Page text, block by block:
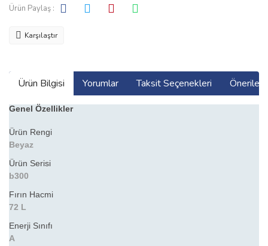
Ürün Paylaş :
Karşılaştır
Ürün Bilgisi Yorumlar Taksit Seçenekleri
Genel Özellikler
Ürün Rengi
Beyaz
Ürün Serisi
b300
Fırın Hacmi
72 L
Enerji Sınıfı
A